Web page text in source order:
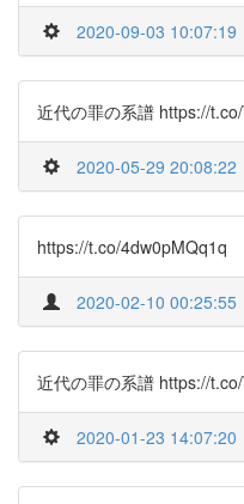
2020-09-03 10:07:19
近代の罪の系譜 https://
2020-05-29 20:08:22
https://t.co/4dw0pMQq1q
2020-02-10 00:25:55
近代の罪の系譜 https://
2020-01-23 14:07:20